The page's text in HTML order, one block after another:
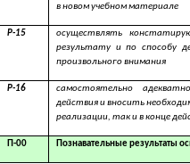
в новом учебном материале
Р-15
осуществлять
результату и по способу
произвольного внимания
Р-16
самостоятельно
действия и вносить
реализации, так и в конце
П-00 Познавательные результаты